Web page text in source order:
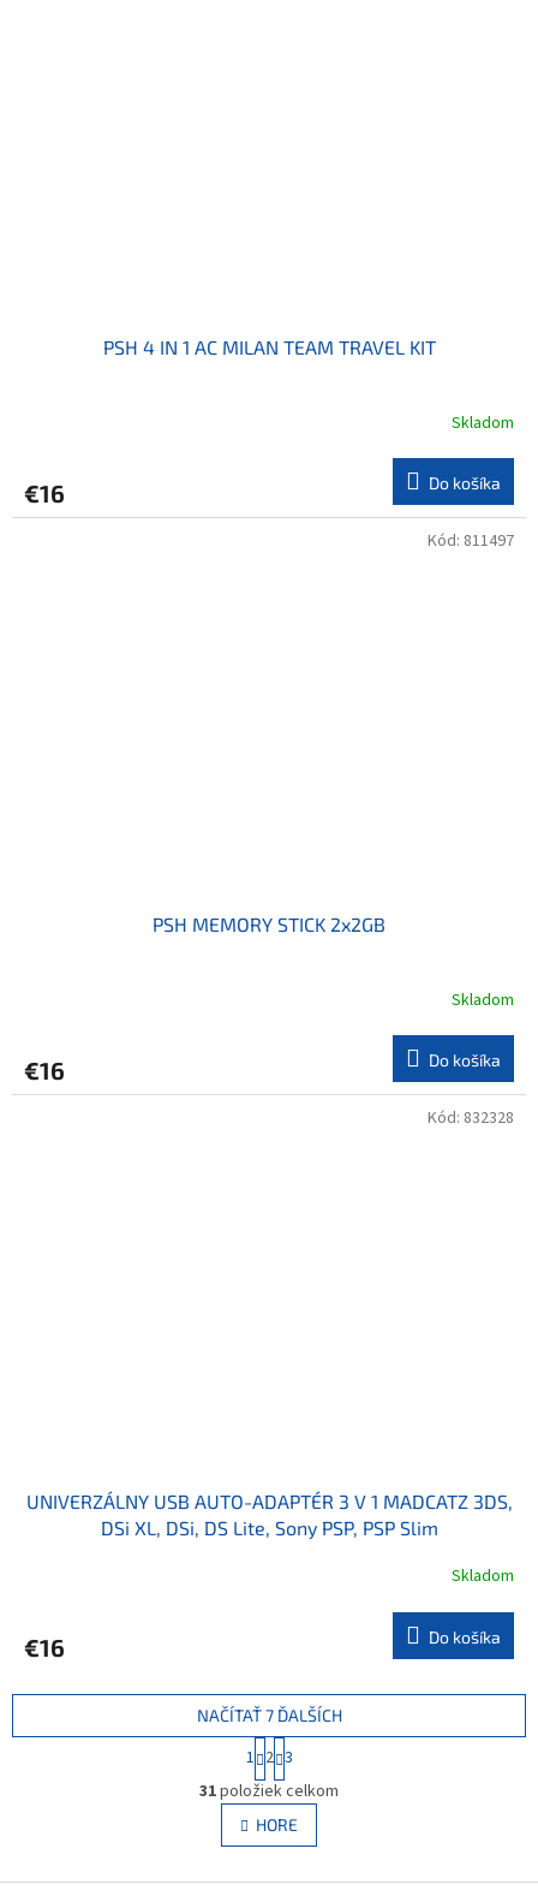
PSH 4 IN 1 AC MILAN TEAM TRAVEL KIT
Skladom
€16 Do košíka
PSH MEMORY STICK 2x2GB
Skladom
€16 Do košíka
Kód: 811497
UNIVERZÁLNY USB AUTO-ADAPTÉR 3 V 1 MADCATZ 3DS,
DSi XL, DSi, DS Lite, Sony PSP, PSP Slim
Skladom
€16 Do košíka
Kód: 832328
O
v
l
á
NAČÍTAŤ 7 ĎALŠÍCH
S
t
r
á
n
k
v
1 2 3
31položiek celkom
HORE